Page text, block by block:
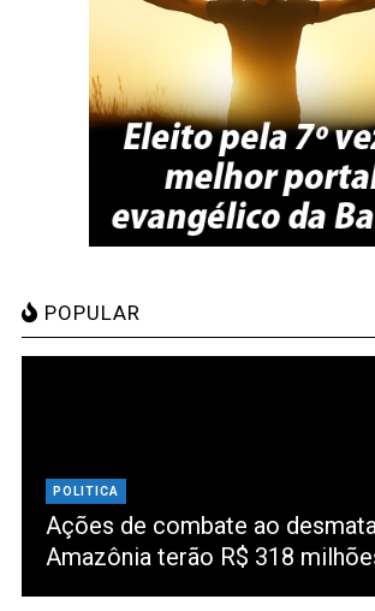
POPULAR
POLITICA
Ações de combate ao
Amazônia terão R$ 318